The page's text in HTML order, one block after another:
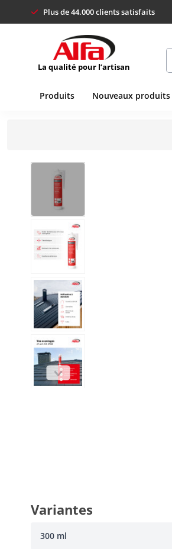
Plus de 44.000 clients satisfaits
La qualité pour l’artisan
Produits Nouveaux produits
Variantes
300 ml